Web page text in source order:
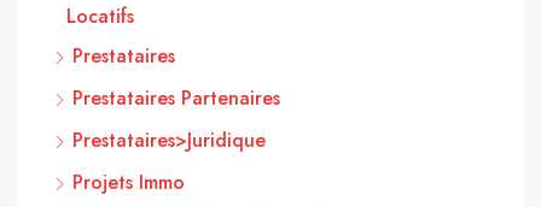
Locatifs
Prestataires
Prestataires Partenaires
Prestataires>Juridique
Projets Immo